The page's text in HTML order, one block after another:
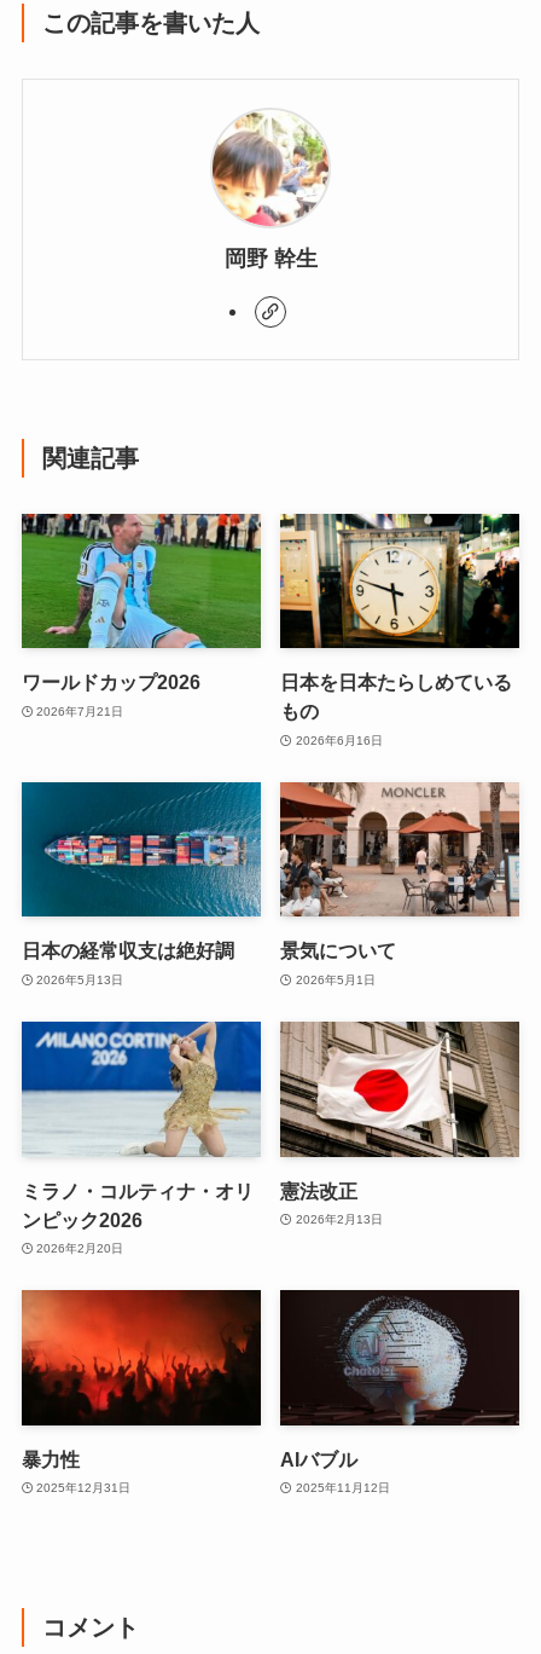
この記事を書いた人
岡野 幹生
関連記事
ワールドカップ2026
2026年7月21日
日本を日本たらしめている
もの
2026年6月16日
日本の経常収支は絶好調
2026年5月13日
景気について
2026年5月1日
ミラノ・コルティナ・オリ
ンピック2026
2026年2月20日
憲法改正
2026年2月13日
暴力性
2025年12月31日
AIバブル
2025年11月12日
コメント